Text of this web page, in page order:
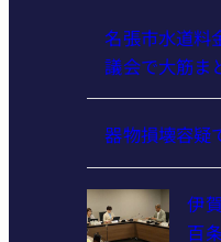
名張市水道
議会で大筋ま
器物損壊容
伊
百